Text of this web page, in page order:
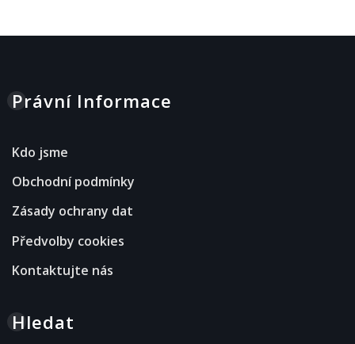
Právní Informace
Kdo jsme
Obchodní podmínky
Zásady ochrany dat
Předvolby cookies
Kontaktujte nás
Hledat